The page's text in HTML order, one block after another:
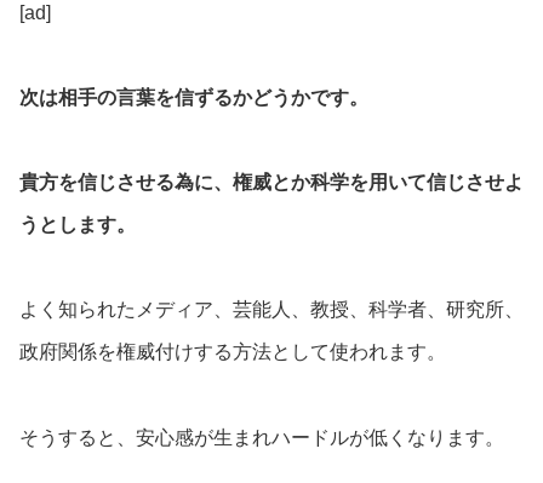
[ad]
次は相手の言葉を信ずるかどうかです。
貴方を信じさせる為に、権威とか科学を用いて信じさせよ
うとします。
よく知られたメディア、芸能人、教授、科学者、研究所、
政府関係を権威付けする方法として使われます。
そうすると、安心感が生まれハードルが低くなります。